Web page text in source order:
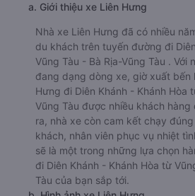
a. Giới thiệu xe Liên Hưng
Nhà xe Liên Hưng đã có nhiều
du khách trên tuyến đường đi
Vũng Tàu - Bà Rịa-Vũng Tàu . Với
đang dạng dòng xe, giờ xuất bến
Hưng đi Diên Khánh - Khánh Hòa
Vũng Tàu được nhiều khách
ra, nhà xe còn cam kết chạy
khách, nhân viên phục vụ nhiệt
sẽ là một trong những lựa chọn
đi Diên Khánh - Khánh Hòa từ
Tàu của bạn sắp tới.